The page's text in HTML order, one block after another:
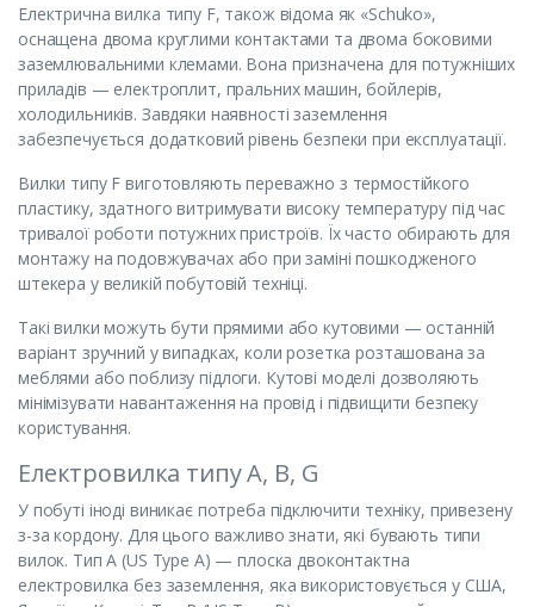
Електрична вилка типу F, також відома як «Schuko»,
оснащена двома круглими контактами та двома боковими
заземлювальними клемами. Вона призначена для потужніших
приладів — електроплит, пральних машин, бойлерів,
холодильників. Завдяки наявності заземлення
забезпечується додатковий рівень безпеки при експлуатації.
Вилки типу F виготовляють переважно з термостійкого
пластику, здатного витримувати високу температуру під час
тривалої роботи потужних пристроїв. Їх часто обирають для
монтажу на подовжувачах або при заміні пошкодженого
штекера у великій побутовій техніці.
Такі вилки можуть бути прямими або кутовими — останній
варіант зручний у випадках, коли розетка розташована за
меблями або поблизу підлоги. Кутові моделі дозволяють
мінімізувати навантаження на провід і підвищити безпеку
користування.
Електровилка типу A, B, G
У побуті іноді виникає потреба підключити техніку, привезену
з-за кордону. Для цього важливо знати, які бувають типи
вилок. Тип A (US Type A) — плоска двоконтактна
електровилка без заземлення, яка використовується у США,